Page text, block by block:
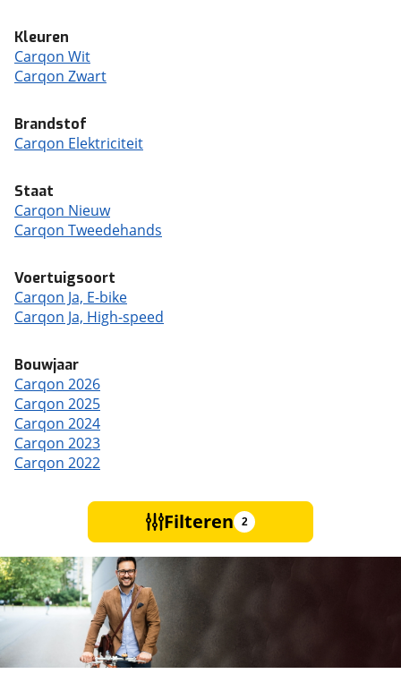
Kleuren
Carqon Wit
Carqon Zwart
Brandstof
Carqon Elektriciteit
Staat
Carqon Nieuw
Carqon Tweedehands
Voertuigsoort
Carqon Ja, E-bike
Carqon Ja, High-speed
Bouwjaar
Carqon 2026
Carqon 2025
Carqon 2024
Carqon 2023
Carqon 2022
Filteren 2